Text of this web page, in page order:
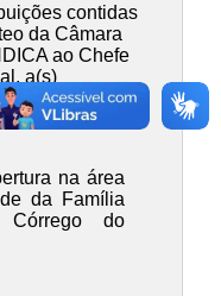
contidas
da Câmara
ao Chefe
a(s)
na área
da Família
Córrego do